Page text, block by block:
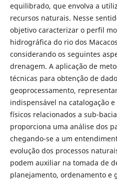
equilibrado, que envolva a
recursos naturais. Nesse
objetivo caracterizar o perfil
hidrográfica do rio dos
considerando os seguintes
drenagem. A aplicação de
técnicas para obtenção de
geoprocessamento,
indispensável na catalogação
físicos relacionados a sub-
proporciona uma análise dos
chegando-se a um
evolução dos processos
podem auxiliar na tomada de
planejamento, ordenamento e